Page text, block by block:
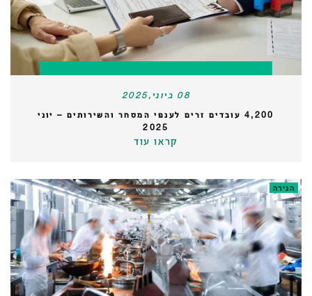
08 ביוני,2025
4,200 עובדים זרים לענפי המסחר והשירותים – יוני
2025
קראו עוד
הגירה